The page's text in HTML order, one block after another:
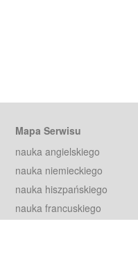
Mapa Serwisu
nauka angielskiego
nauka niemieckiego
nauka hiszpańskiego
nauka francuskiego